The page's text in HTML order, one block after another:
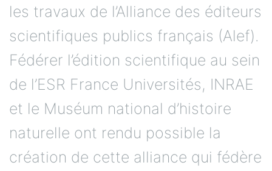
les travaux de l’Alliance des éditeurs
scientifiques publics français (Alef).
Fédérer l’édition scientifique au sein
de l’ESR France Universités, INRAE
et le Muséum national d’histoire
naturelle ont rendu possible la
création de cette alliance qui fédère